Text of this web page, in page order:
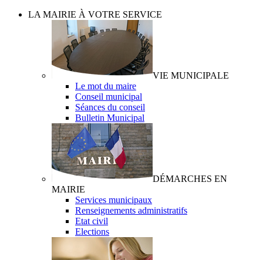
LA MAIRIE À VOTRE SERVICE
VIE MUNICIPALE
Le mot du maire
Conseil municipal
Séances du conseil
Bulletin Municipal
DÉMARCHES EN
MAIRIE
Services municipaux
Renseignements administratifs
Etat civil
Elections